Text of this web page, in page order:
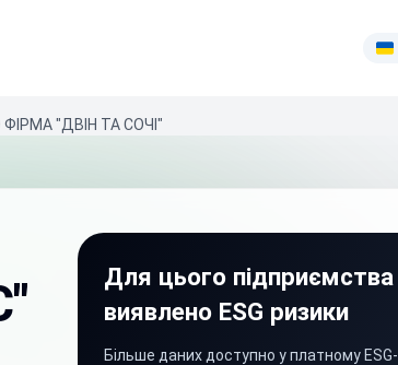
"ДВІН ТА СОЧІ"
Для цього підприємства
виявлено ESG ризики
Більше даних доступно у платному ESG-